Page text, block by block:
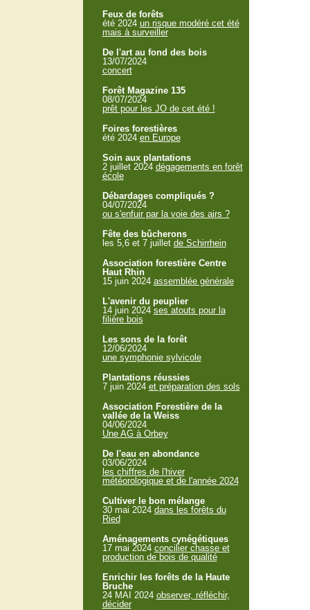
Feux de forêts
été 2024 un risque modéré cet été
mais à surveiller
De l'art au fond des bois
13/07/2024
concert
Forêt Magazine 135
08/07/2024
prêt pour les JO de cet été !
Foires forestières
été 2024 en Europe
Soin aux plantations
2 juillet 2024 dégagements en forêt
école
Débardages compliqués ?
04/07/2024
ou s'enfuir par la voie des airs ?
Fête des bûcherons
les 5,6 et 7 juillet de Schirrhein
Association forestière Centre
Haut Rhin
15 juin 2024 assemblée générale
L'avenir du peuplier
14 juin 2024 ses atouts pour la
filière bois
Les sons de la forêt
12/06/2024
une symphonie sylvicole
Plantations réussies
7 juin 2024 et préparation des sols
Association Forestière de la
vallée de la Weiss
04/06/2024
Une AG à Orbey
De l'eau en abondance
03/06/2024
les chiffres de l'hiver
météorologique et de l'année 2024
Cultiver le bon mélange
30 mai 2024 dans les forêts du
Ried
Aménagements cynégétiques
17 mai 2024 concilier chasse et
production de bois de qualité
Enrichir les forêts de la Haute
Bruche
24 MAI 2024 observer, réfléchir,
décider